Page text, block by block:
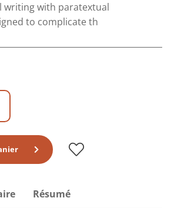
with paratextual
to complicate th
Résumé